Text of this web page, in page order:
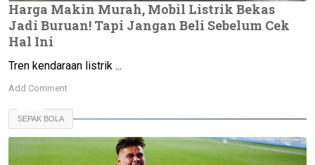
Harga Makin Murah, Mobil Listrik Bekas
Jadi Buruan! Tapi Jangan Beli Sebelum Cek
Hal Ini
Tren kendaraan listrik ...
Add Comment
SEPAK BOLA